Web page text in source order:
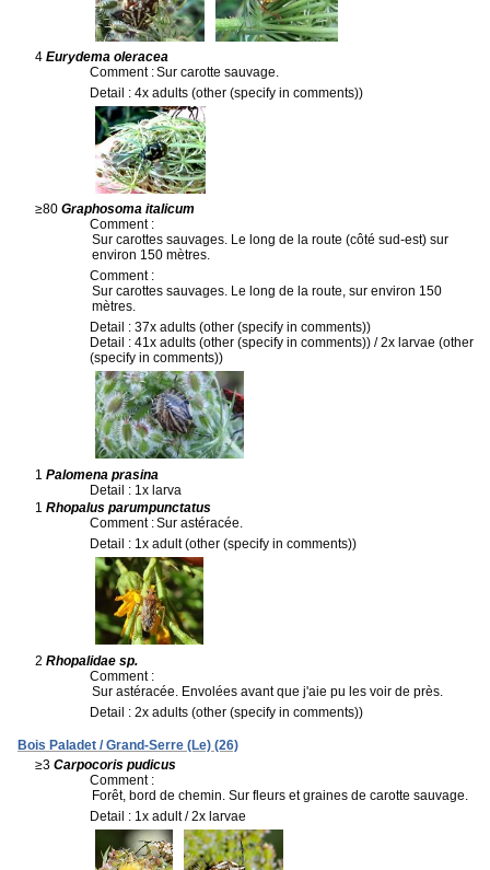
4 Eurydema oleracea
Comment :Sur carotte sauvage.
Detail : 4x adults (other (specify in comments))
≥80 Graphosoma italicum
Comment :
Sur carottes sauvages. Le long de la route (côté sud-est) sur
environ 150 mètres.
Comment :
Sur carottes sauvages. Le long de la route, sur environ 150
mètres.
Detail : 37x adults (other (specify in comments))
Detail : 41x adults (other (specify in comments)) / 2x larvae (other
(specify in comments))
1 Palomena prasina
Detail : 1x larva
1 Rhopalus parumpunctatus
Comment :Sur astéracée.
Detail : 1x adult (other (specify in comments))
2 Rhopalidae sp.
Comment :
Sur astéracée. Envolées avant que j'aie pu les voir de près.
Detail : 2x adults (other (specify in comments))
Bois Paladet / Grand-Serre (Le) (26)
≥3 Carpocoris pudicus
Comment :
Forêt, bord de chemin. Sur fleurs et graines de carotte sauvage.
Detail : 1x adult / 2x larvae